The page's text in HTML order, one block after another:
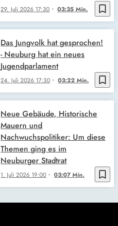
bookmark_border
29. Juli 2026 17:30 03:35 Min.
bookmark_border
24. Juli 2026 17:30 03:22 Min.
Das Jungvolk hat gesprochen!
- Neuburg hat ein neues
Jugendparlament
bookmark_border
1. Juli 2026 19:00 03:07 Min.
Neue Gebäude, Historische
Mauern und
Nachwuchspolitiker: Um diese
Themen ging es im
Neuburger Stadtrat